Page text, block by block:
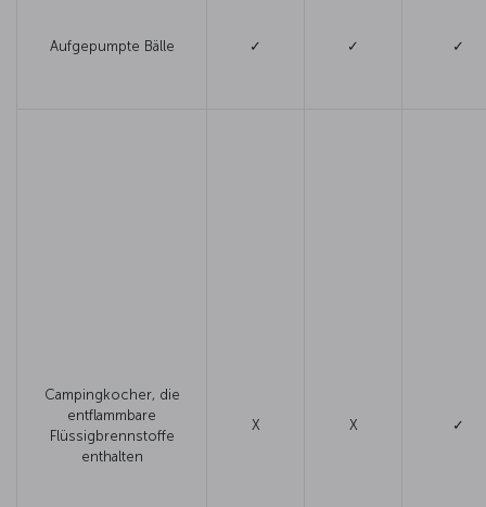
Aufgepumpte Bälle ✓ ✓ ✓
Campingkocher, die
entflammbare
Flüssigbrennstoffe
enthalten
X X ✓